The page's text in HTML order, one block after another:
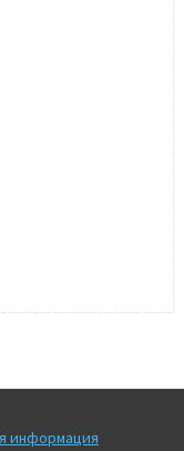
информация